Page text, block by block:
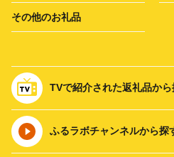
その他のお礼品
TVで紹介された返礼品から
ふるラボチャンネルから探